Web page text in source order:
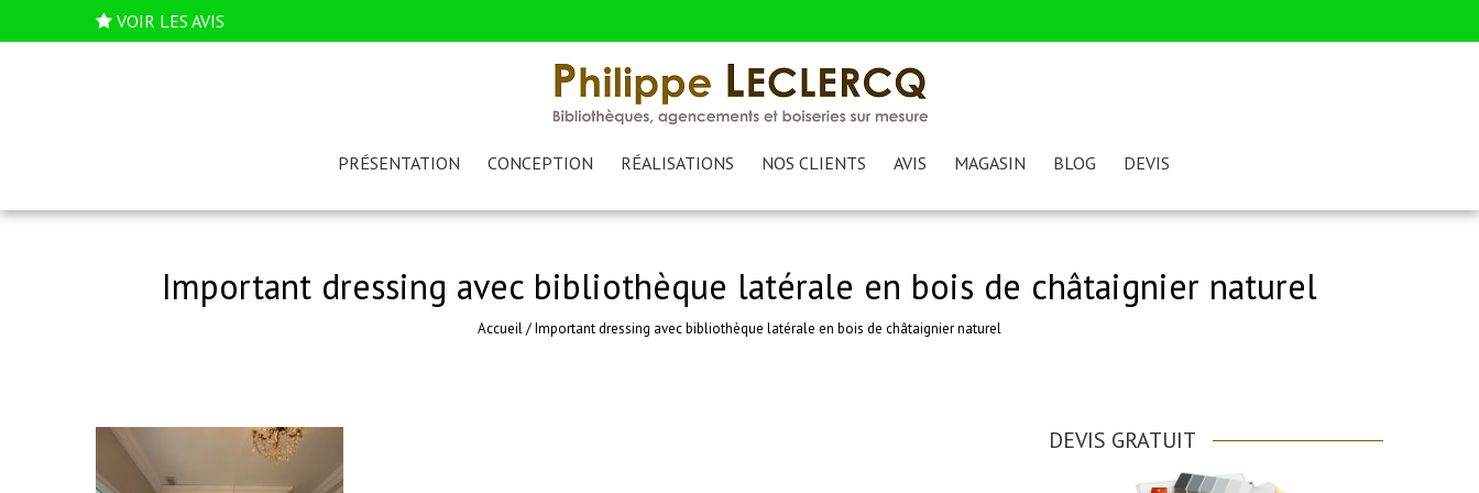
VOIR LES AVIS
PRÉSENTATION CONCEPTION RÉALISATIONS NOS CLIENTS AVIS MAGASIN BLOG DEVIS
Important dressing avec bibliothèque latérale en bois de châtaignier naturel
Accueil/Important dressing avec bibliothèque latérale en bois de châtaignier naturel
DEVIS GRATUIT